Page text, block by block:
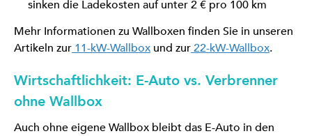
sinken die Ladekosten auf unter 2 € pro 100 km
Mehr Informationen zu Wallboxen finden Sie in unseren
Artikeln zur 11-kW-Wallbox und zur22-kW-Wallbox.
Wirtschaftlichkeit: E-Auto vs. Verbrenner
ohne Wallbox
Auch ohne eigene Wallbox bleibt das E-Auto in den